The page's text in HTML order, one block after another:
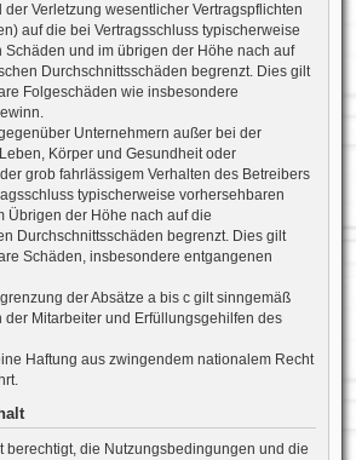
der Verletzung wesentlicher Vertragspflichten
auf die bei Vertragsschluss typischerweise
Schäden und im übrigen der Höhe nach auf
Durchschnittsschäden begrenzt. Dies gilt
Folgeschäden wie insbesondere
Unternehmern außer bei der
Körper und Gesundheit oder
grob fahrlässigem Verhalten des Betreibers
typischerweise vorhersehbaren
Übrigen der Höhe nach auf die
Durchschnittsschäden begrenzt. Dies gilt
Schäden, insbesondere entgangenen
der Absätze a bis c gilt sinngemäß
der Mitarbeiter und Erfüllungsgehilfen des
Haftung aus zwingendem nationalem Recht
berechtigt, die Nutzungsbedingungen und die